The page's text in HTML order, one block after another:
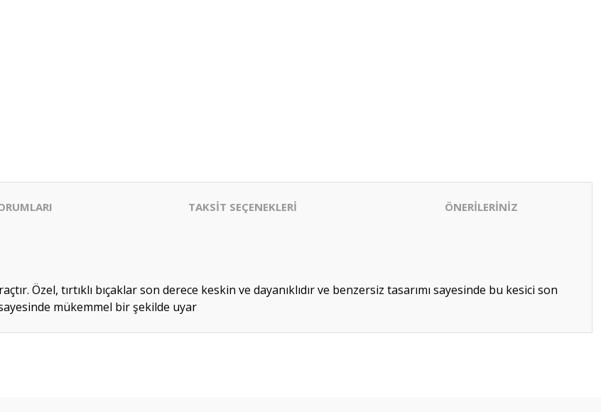
TAKSİT SEÇENEKLERİ ÖNERİLERİNİZ
Özel, tırtıklı bıçaklar son derece keskin ve dayanıklıdır ve benzersiz tasarımı sayesinde bu kesici son
mükemmel bir şekilde uyar